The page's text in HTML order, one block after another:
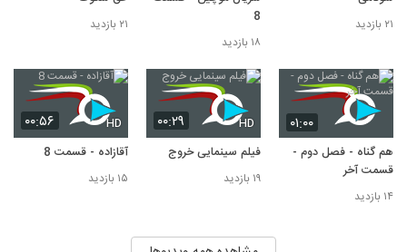
۲۱ بازدید
8
۱۸ بازدید
۲۱ بازدید
۰۱:۰۰
هم گناه - فصل دوم -
قسمت آخر
۱۴ بازدید
۰۰:۲۹ HD
فیلم سینمایی خروج
۱۹ بازدید
۰۰:۵۶ HD
آقازاده - قسمت 8
۱۵ بازدید